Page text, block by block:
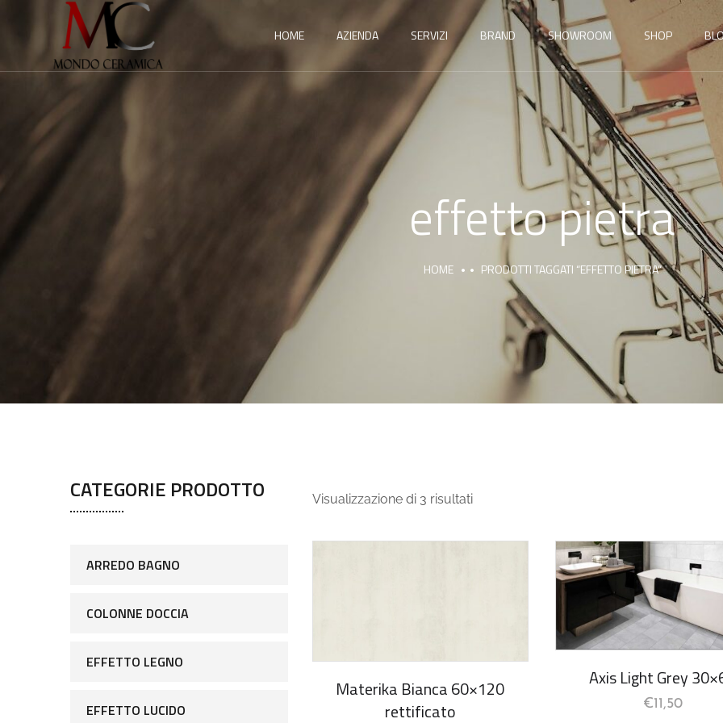
HOME AZIENDA SERVIZI BRAND SHOWROOM SHOP
effetto pietra
HOME PRODOTTI TAGGATI “EFFETTO PIETRA”
Visualizzazione di 3 risultati
Materika Bianca 60×120
rettificato
Axis Light Grey
€11,50
CATEGORIE PRODOTTO
ARREDO BAGNO
COLONNE DOCCIA
EFFETTO LEGNO
EFFETTO LUCIDO